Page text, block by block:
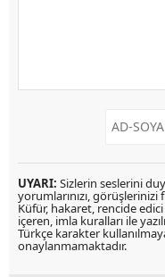
UYARI: Sizlerin seslerini
yorumlarınızı,
Küfür, hakaret, rencide
içeren, imla kuralları ile
Türkçe karakter
onaylanmamaktadır.